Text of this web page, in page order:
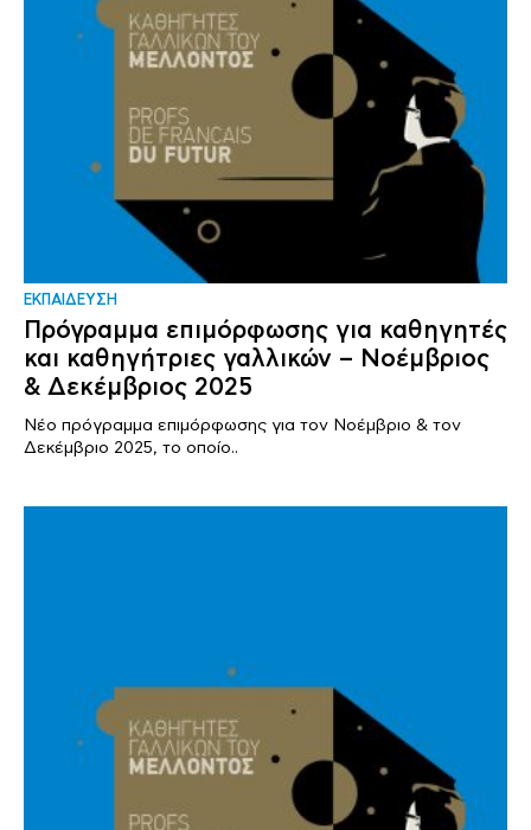
ΕΚΠΑΙΔΕΥΣΗ
Πρόγραμμα επιμόρφωσης για καθηγητές
και καθηγήτριες γαλλικών – Νοέμβριος
& Δεκέμβριος 2025
Νέο πρόγραμμα επιμόρφωσης για τον Νοέμβριο & τον
Δεκέμβριο 2025, το οποίο..